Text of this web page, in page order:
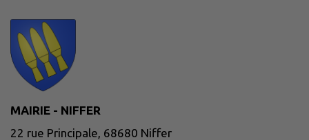
MAIRIE - NIFFER
22 rue Principale, 68680 Niffer